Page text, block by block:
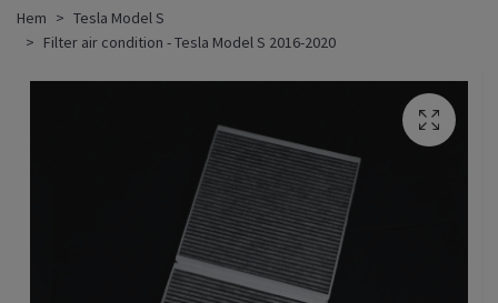
Hem
Tesla Model S
Filter air condition - Tesla Model S 2016-2020